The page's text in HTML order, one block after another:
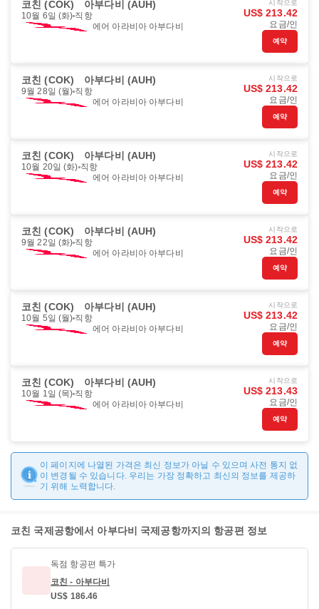
코친 (COK) 아부다비 (AUH)
10월 6일 (화) 직항
에어 아라비아 아부다비
시작으로
US$ 213.42
요금/인
예약
코친 (COK) 아부다비 (AUH)
9월 28일 (월) 직항
에어 아라비아 아부다비
시작으로
US$ 213.42
요금/인
예약
코친 (COK) 아부다비 (AUH)
10월 20일 (화) 직항
에어 아라비아 아부다비
시작으로
US$ 213.42
요금/인
예약
코친 (COK) 아부다비 (AUH)
9월 22일 (화) 직항
에어 아라비아 아부다비
시작으로
US$ 213.42
요금/인
예약
코친 (COK) 아부다비 (AUH)
10월 5일 (월) 직항
에어 아라비아 아부다비
시작으로
US$ 213.42
요금/인
예약
코친 (COK) 아부다비 (AUH)
10월 1일 (목) 직항
에어 아라비아 아부다비
시작으로
US$ 213.43
요금/인
예약
이 페이지에 나열된 가격은 최신 정보가 아닐 수 있으며 사전 통지 없
이 변경될 수 있습니다. 우리는 가장 정확하고 최신의 정보를 제공하
기 위해 노력합니다.
코친 국제공항에서 아부다비 국제공항까지의 항공편 정보
독점 항공편 특가
코친 - 아부다비
US$ 186.46